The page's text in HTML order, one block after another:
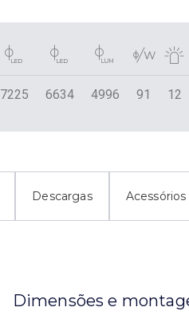
7225 6634 4996 91 12
Descargas Acessórios
Dimensões e